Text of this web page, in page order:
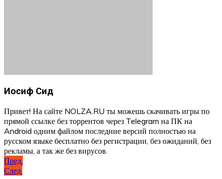
Иосиф Сид
Привет! На сайте NOLZA.RU ты можешь скачивать игры по
прямой ссылке без торрентов через Telegram на ПК на
Android одним файлом последние версий полностью на
русском языке бесплатно без регистрации, без ожиданий, без
рекламы, а так же без вирусов.
Навигация
по
Пред.
След.